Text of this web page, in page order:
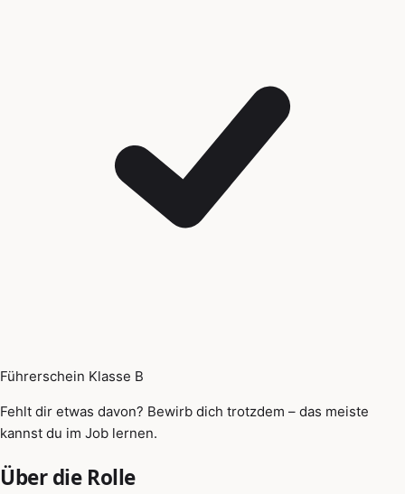
Führerschein Klasse B
Fehlt dir etwas davon? Bewirb dich trotzdem – das meiste
kannst du im Job lernen.
Über die Rolle